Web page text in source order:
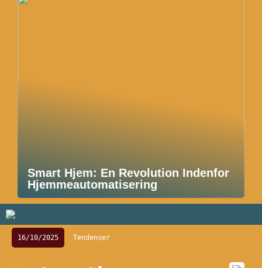
Smart Hjem: En Revolution Indenfor
Hjemmeautomatisering
16/10/2025 Tendenser